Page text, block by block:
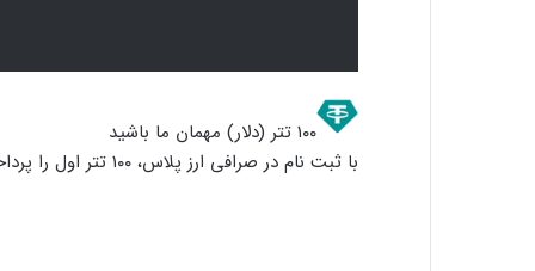
۱۰۰ تتر (دلار) مهمان ما باشید
با ثبت نام در صرافی ارز پلاس، ۱۰۰ تتر اول را پرداخت نکنید!